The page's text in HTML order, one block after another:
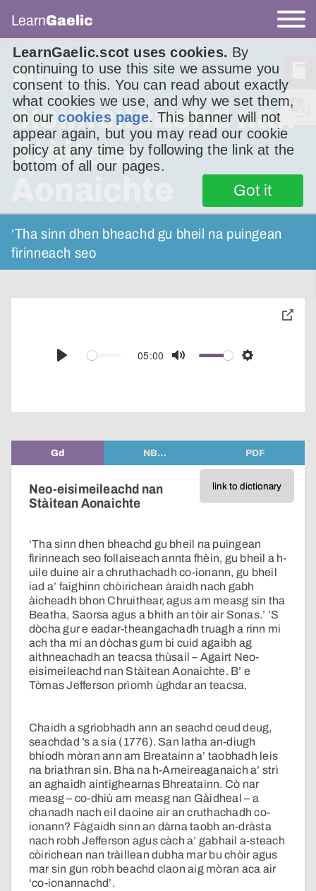
LearnGaelic.scot uses cookies. By
continuing to use this site we assume you
consent to this. You can read about exactly
what cookies we use, and why we set them,
on ourcookies page. This banner will not
appear again, but you may read our cookie
policy at any time by following the link at the
bottom of all our pages.
Got it
LearnGaelic
Neo-
eisimeileachd nan
Stàitean
‘Tha sinn dhen bheachd gu bheil na puingean
fìrinneach seo
Play
05:00
Mute Settings
toggle
Gd NB… PDF
link to dictionary
Neo-eisimeileachd nan
Stàitean Aonaichte
‘Tha sinn dhen bheachd gu bheil na puingean
fìrinneach seo follaiseach annta fhèin, gu bheil a h-
uile duine air a chruthachadh co-ionann, gu bheil
iad a’ faighinn chòirichean àraidh nach gabh
àicheadh bhon Chruithear, agus am measg sin tha
Beatha, Saorsa agus a bhith an tòir air Sonas.’ ’S
dòcha gur e eadar-theangachadh truagh a rinn mi
ach tha mi an dòchas gum bi cuid agaibh ag
aithneachadh an teacsa thùsail – Agairt Neo-
eisimeileachd nan Stàitean Aonaichte. B’ e
Tòmas Jefferson prìomh ùghdar an teacsa.
Chaidh a sgrìobhadh ann an seachd ceud deug,
seachdad ’s a sia (1776). San latha an-diugh
bhiodh mòran ann am Breatainn a’ taobhadh leis
na briathran sin. Bha na h-Ameireaganaich a’ strì
an aghaidh aintighearnas Bhreatainn. Cò nar
measg – co-dhiù am measg nan Gàidheal – a
chanadh nach eil daoine air an cruthachadh co-
ionann? Fàgaidh sinn an dàrna taobh an-dràsta
nach robh Jefferson agus càch a’ gabhail a-steach
còirichean nan tràillean dubha mar bu chòir agus
mar sin gun robh beachd claon aig mòran aca air
‘co-ionannachd’.